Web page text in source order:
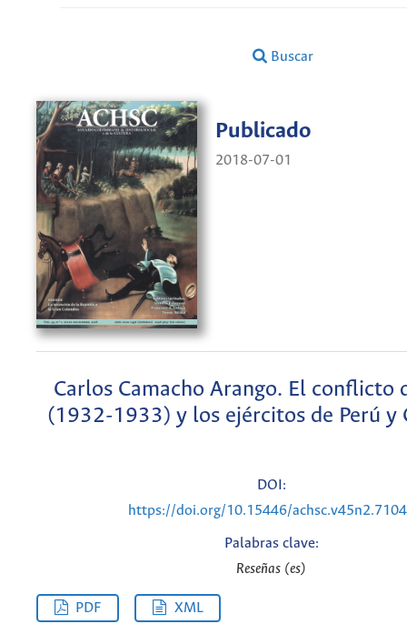
Buscar
Publicado
2018-07-01
Carlos Camacho Arango. El conflicto
(1932-1933) y los ejércitos de Perú y
DOI:
https://doi.org/10.15446/
Palabras clave:
Reseñas (es)
PDF XML